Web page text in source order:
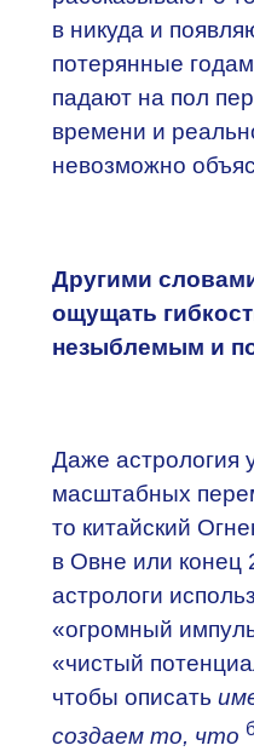
в никуда и
потерянные
падают на пол
времени и
невозможно
Другими
ощущать
незыблемым и
Даже астрология
масштабных
то китайский
в Овне или конец
астрологи
«огромный
«чистый
чтобы описать
создаем то, что